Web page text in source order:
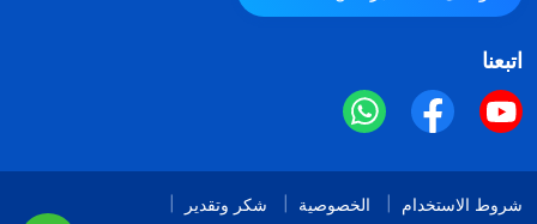
ثمنًا؛ فهناك ربح ولكن هناك أيضًا خسارة. إذا جاء يومٌ لا
يكون فيه عليَّ ضغط، ولا أُضطر فيه إلى حضور فعاليات
يافعة، وجسدي قادر على تحمُّل ذلك، وسأتجاوز هذه
اتبعنا
شروط الاستخدام الخصوصية
شكر وتقدير